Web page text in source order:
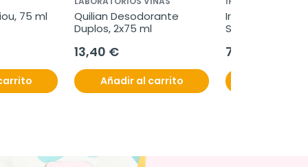
75 ml
Quilian Desodorante
Duplos, 2x75 ml
13,40 €
Añadir al carrito
Iraltone Aga
Supreme Duplo,
79,00 €